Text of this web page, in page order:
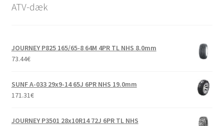
ATV-dæk
JOURNEY P825 165/65-8 64M 4PR TL NHS 8.0mm
73.44€
SUNF A-033 29x9-14 65J 6PR NHS 19.0mm
171.31€
JOURNEY P3501 28x10R14 72J 6PR TL NHS